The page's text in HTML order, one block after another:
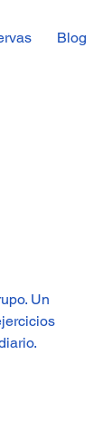
Blog
Un